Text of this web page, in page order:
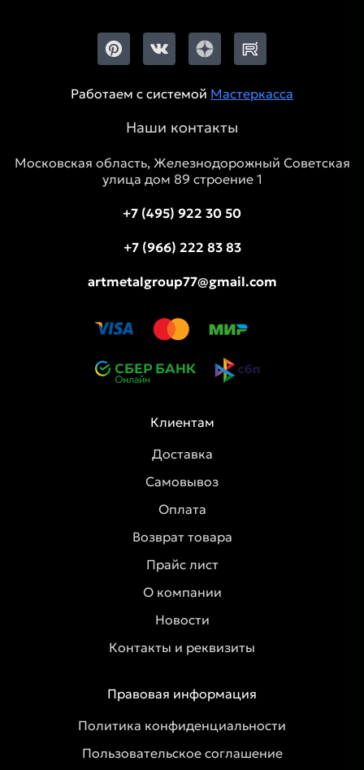
Работаем с системой Мастеркасса
Наши контакты
Московская область, Железнодорожный Советская
улица дом 89 строение 1
+7 (495) 922 30 50
+7 (966) 222 83 83
artmetalgroup77@gmail.com
Клиентам
Доставка
Самовывоз
Оплата
Возврат товара
Прайс лист
О компании
Новости
Контакты и реквизиты
Правовая информация
Политика конфиденциальности
Пользовательское соглашение